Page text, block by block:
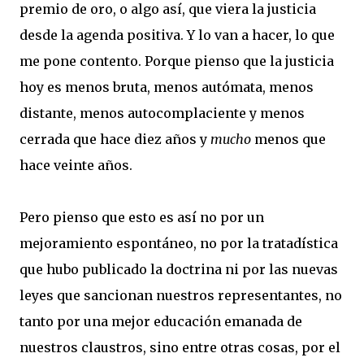
premio de oro, o algo así, que viera la justicia
desde la agenda positiva. Y lo van a hacer, lo que
me pone contento. Porque pienso que la justicia
hoy es menos bruta, menos autómata, menos
distante, menos autocomplaciente y menos
cerrada que hace diez años y mucho menos que
hace veinte años.
Pero pienso que esto es así no por un
mejoramiento espontáneo, no por la tratadística
que hubo publicado la doctrina ni por las nuevas
leyes que sancionan nuestros representantes, no
tanto por una mejor educación emanada de
nuestros claustros, sino entre otras cosas, por el